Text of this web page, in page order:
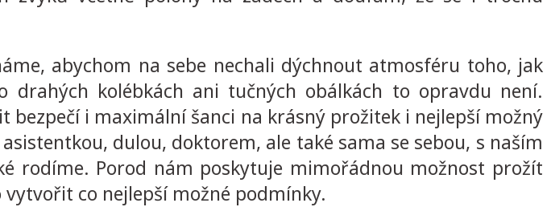
abychom na sebe nechali dýchnout atmosféru toho, jak
kolébkách ani tučných obálkách to opravdu není.
i maximální šanci na krásný prožitek i nejlepší možný
dulou, doktorem, ale také sama se sebou, s naším
rodíme. Porod nám poskytuje mimořádnou možnost prožít
co nejlepší možné podmínky.